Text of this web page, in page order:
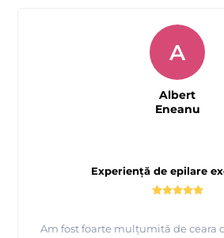
Experiență de epilare
Am fost foarte mulțumită de ceara
A
Albert
Eneanu